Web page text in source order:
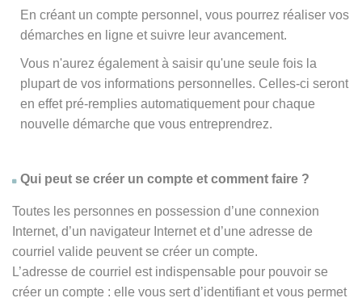
En créant un compte personnel, vous pourrez réaliser vos
démarches en ligne et suivre leur avancement.
Vous n'aurez également à saisir qu'une seule fois la
plupart de vos informations personnelles. Celles-ci seront
en effet pré-remplies automatiquement pour chaque
nouvelle démarche que vous entreprendrez.
Qui peut se créer un compte et comment faire ?
Toutes les personnes en possession d’une connexion
Internet, d’un navigateur Internet et d’une adresse de
courriel valide peuvent se créer un compte.
L’adresse de courriel est indispensable pour pouvoir se
créer un compte : elle vous sert d’identifiant et vous permet